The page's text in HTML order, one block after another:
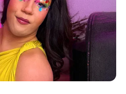
Eve crie
sous